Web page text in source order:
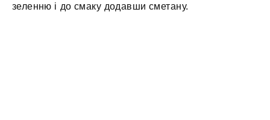
зеленню і до смаку додавши сметану.